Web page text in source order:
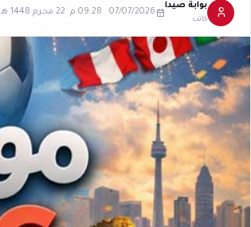
بوابة صيدا
كاتب
07/07/2026 09:28 م 22 محرم 1448 هـ